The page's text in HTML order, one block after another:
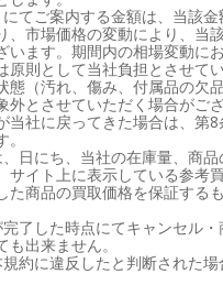
てご案内する金額は、当該
、市場価格の変動により、当
います。期間内の相場変動に
原則として当社負担とさせて
態（汚れ、傷み、付属品の欠
外とさせていただく場合がご
当社に戻ってきた場合は、第
日にち、当社の在庫量、商
サイト上に表示している参考
た商品の買取価格を保証する
了した時点にてキャンセル
も出来ません。
約に違反したと判断された